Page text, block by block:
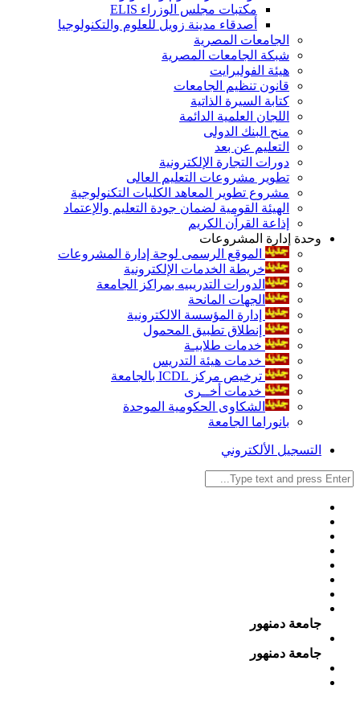
مكتبات مجلس الوزراء ELIS
أصدقاء مدينة زويل للعلوم والتكنولوجيا
الجامعات المصرية
شبكة الجامعات المصرية
هيئة الفولبرايت
قانون تنظيم الجامعات
كتابة السيرة الذاتية
اللجان العلمية الدائمة
منح البنك الدولى
التعليم عن بعد
دورات التجارة الإلكترونية
تطوير مشروعات التعليم العالى
مشروع تطوير المعاهد الكليات التكنولوجية
الهيئة القومية لضمان جودة التعليم والإعتماد
إذاعة القرآن الكريم
وحدة إدارة المشروعات
الموقع الرسمى لوحة إدارة المشروعات
خريطة الخدمات الإلكترونية
الدورات التدريبيه بمراكز الجامعة
الجهات المانحة
إدارة المؤسسة الالكترونية
إنطلاق تطبيق المحمول
خدمات طلابيـة
خدمات هيئة التدريس
ترخيص مركز ICDL بالجامعة
خدمات أخــرى
الشكاوى الحكومية الموحدة
بانوراما الجامعة
التسجيل الألكتروني
جامعة دمنهور
جامعة دمنهور